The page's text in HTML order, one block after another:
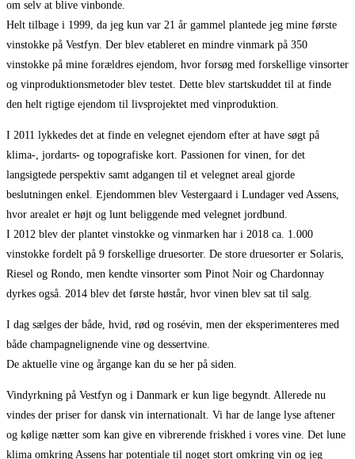
om selv at blive vinbonde.
Helt tilbage i 1999, da jeg kun var 21 år gammel plantede jeg mine første
vinstokke på Vestfyn. Der blev etableret en mindre vinmark på 350
vinstokke på mine forældres ejendom, hvor forsøg med forskellige vinsorter
og vinproduktionsmetoder blev testet. Dette blev startskuddet til at finde
den helt rigtige ejendom til livsprojektet med vinproduktion.
I 2011 lykkedes det at finde en velegnet ejendom efter at have søgt på
klima-, jordarts- og topografiske kort. Passionen for vinen, for det
langsigtede perspektiv samt adgangen til et velegnet areal gjorde
beslutningen enkel. Ejendommen blev Vestergaard i Lundager ved Assens,
hvor arealet er højt og lunt beliggende med velegnet jordbund.
I 2012 blev der plantet vinstokke og vinmarken har i 2018 ca. 1.000
vinstokke fordelt på 9 forskellige druesorter. De store druesorter er Solaris,
Riesel og Rondo, men kendte vinsorter som Pinot Noir og Chardonnay
dyrkes også. 2014 blev det første høstår, hvor vinen blev sat til salg.
I dag sælges der både, hvid, rød og rosévin, men der eksperimenteres med
både champagnelignende vine og dessertvine.
De aktuelle vine og årgange kan du se her på siden.
Vindyrkning på Vestfyn og i Danmark er kun lige begyndt. Allerede nu
vindes der priser for dansk vin internationalt. Vi har de lange lyse aftener
og kølige nætter som kan give en vibrerende friskhed i vores vine. Det lune
klima omkring Assens har potentiale til noget stort omkring vin og jeg